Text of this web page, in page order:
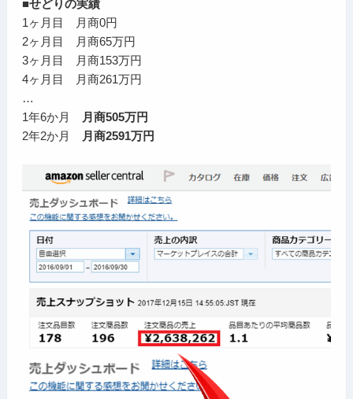
■せどりの実績
1ヶ月目 月商0円
2ヶ月目 月商65万円
3ヶ月目 月商153万円
4ヶ月目 月商261万円
…
1年6か月
月商505万円
2年2か月
月商2591万円